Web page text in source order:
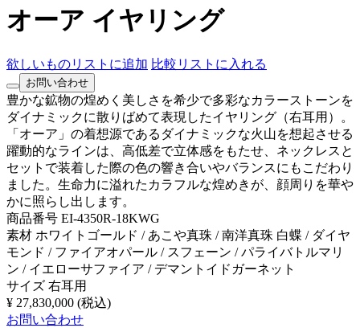
オーア イヤリング
欲しいものリストに追加 比較リストに入れる
お問い合わせ
豊かな鉱物の煌めく美しさを希少で多彩なカラーストーンを
ダイナミックに散りばめて表現したイヤリング（右耳用）。
「オーア」の着想源であるダイナミックな火山を想起させる
躍動的なラインは、高低差で立体感をもたせ、ネックレスと
セットで装着した際の色の響き合いやバランスにもこだわり
ました。生命力に溢れたカラフルな煌めきが、顔周りを華や
かに照らし出します。
商品番号 EI-4350R-18KWG
素材 ホワイトゴールド / あこや真珠 / 南洋真珠 白蝶 / ダイヤ
モンド / ファイアオパール / スフェーン / パライバトルマリ
ン / イエローサファイア / デマントイドガーネット
サイズ 右耳用
¥ 27,830,000 (税込)
お問い合わせ